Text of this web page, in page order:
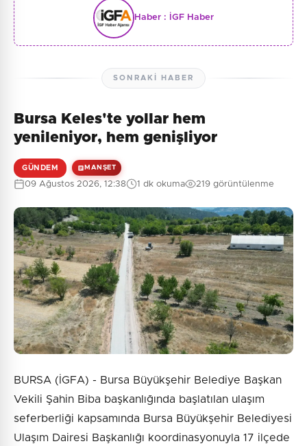
Haber : İGF Haber
SONRAKI HABER
Bursa Keles'te yollar hem
yenileniyor, hem genişliyor
GÜNDEM MANŞET
09 Ağustos 2026, 12:38 1 dk okuma 219 görüntülenme
BURSA (İGFA) - Bursa Büyükşehir Belediye Başkan
Vekili Şahin Biba başkanlığında başlatılan ulaşım
seferberliği kapsamında Bursa Büyükşehir Belediyesi
Ulaşım Dairesi Başkanlığı koordinasyonuyla 17 ilçede